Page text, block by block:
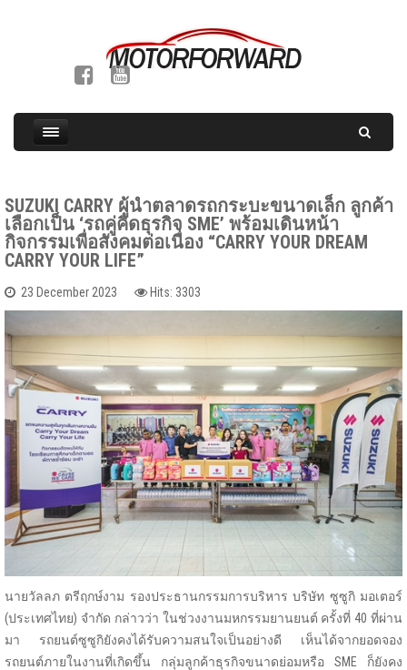
SUZUKI CARRY ผู้นำตลาดรถกระบะขนาดเล็ก ลูกค้า
เลือกเป็น ‘รถคู่คิดธุรกิจ SME’ พร้อมเดินหน้า
กิจกรรมเพื่อสังคมต่อเนื่อง “CARRY YOUR DREAM
CARRY YOUR LIFE”
23 December 2023 Hits: 3303
นายวัลลภ ตรีฤกษ์งาม รองประธานกรรมการบริหาร บริษัท ซูซูกิ มอเตอร์
(ประเทศไทย) จำกัด กล่าวว่า ในช่วงงานมหกรรมยานยนต์ ครั้งที่ 40 ที่ผ่าน
มา รถยนต์ซูซูกิยังคงได้รับความสนใจเป็นอย่างดี เห็นได้จากยอดจอง
รถยนต์ภายในงานที่เกิดขึ้น กลุ่มลูกค้าธุรกิจขนาดย่อมหรือ SME ก็ยังคง